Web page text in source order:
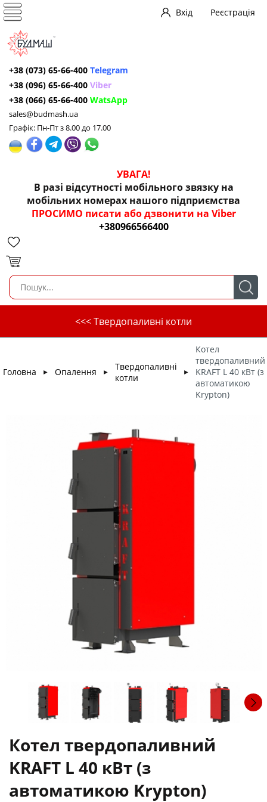
Вхід Реєстрація
+38 (073) 65-66-400 Telegram
+38 (096) 65-66-400 Viber
+38 (066) 65-66-400 WatsApp
sales@budmash.ua
Графік: Пн-Пт з 8.00 до 17.00
УВАГА!
В разі відсутності мобільного звязку на
мобільних номерах нашого підприємства
ПРОСИМО писати або дзвонити на Viber
+380966566400
<<< Твердопаливні котли
Головна ► Опалення ►
Твердопаливні
котли
►
Котел
твердопаливний
KRAFT L 40 кВт (з
автоматикою
Krypton)
Котел твердопаливний
KRAFT L 40 кВт (з
автоматикою Krypton)